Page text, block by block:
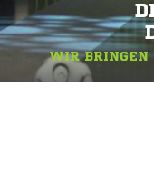
WIR BRINGEN